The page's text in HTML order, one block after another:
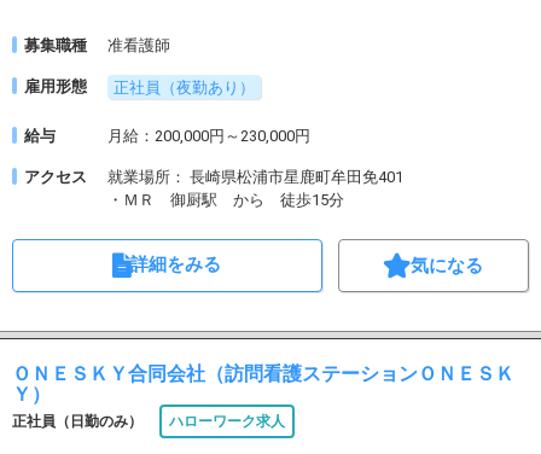
募集職種 准看護師
雇用形態 正社員（夜勤あり）
給与 月給：200,000円～230,000円
アクセス
就業場所： 長崎県松浦市星鹿町牟田免401
・ＭＲ 御厨駅 から 徒歩15分
詳細をみる 気になる
ＯＮＥＳＫＹ合同会社（訪問看護ステーションＯＮＥＳＫ
Ｙ）
正社員（日勤のみ） ハローワーク求人